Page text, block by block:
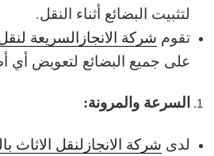
لتثبيت البضائع أثناء النقل.
تقوم شركة الانجازالسريعة
على جميع البضائع لتعويض أي
السرعة والمرونة:
لدى شركة الانجازلنقل الاثاث